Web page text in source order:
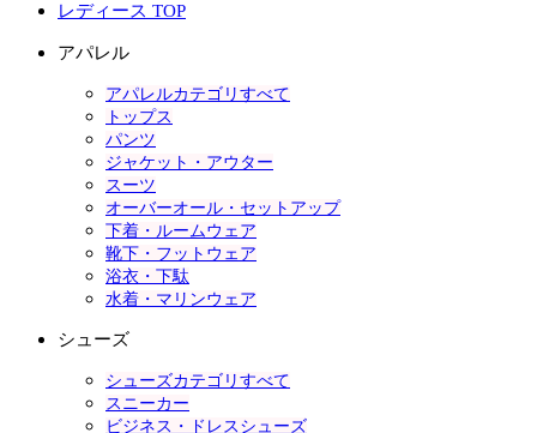
レディース TOP
アパレル
アパレルカテゴリすべて
トップス
パンツ
ジャケット・アウター
スーツ
オーバーオール・セットアップ
下着・ルームウェア
靴下・フットウェア
浴衣・下駄
水着・マリンウェア
シューズ
シューズカテゴリすべて
スニーカー
ビジネス・ドレスシューズ